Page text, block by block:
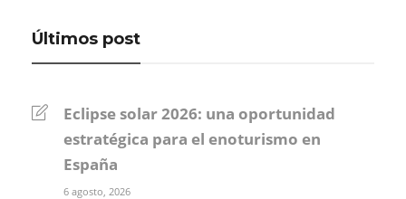
Últimos post
Eclipse solar 2026: una oportunidad
estratégica para el enoturismo en
España
6 agosto, 2026